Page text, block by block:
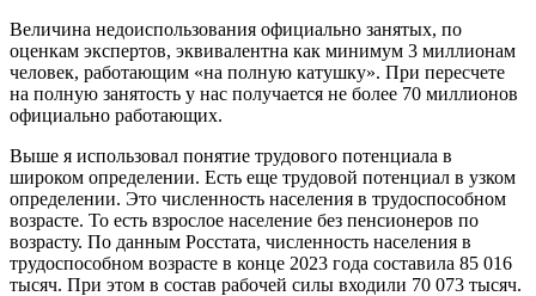
Величина недоиспользования официально занятых, по
оценкам экспертов, эквивалентна как минимум 3 миллионам
человек, работающим «на полную катушку». При пересчете
на полную занятость у нас получается не более 70 миллионов
официально работающих.
Выше я использовал понятие трудового потенциала в
широком определении. Есть еще трудовой потенциал в узком
определении. Это численность населения в трудоспособном
возрасте. То есть взрослое население без пенсионеров по
возрасту. По данным Росстата, численность населения в
трудоспособном возрасте в конце 2023 года составила 85 016
тысяч. При этом в состав рабочей силы входили 70 073 тысяч.